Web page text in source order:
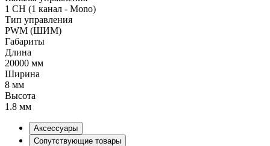
1 CH (1 канал - Mono)
Тип управления
PWM (ШИМ)
Габариты
Длина
20000 мм
Ширина
8 мм
Высота
1.8 мм
Аксессуары
Сопутствующие товары